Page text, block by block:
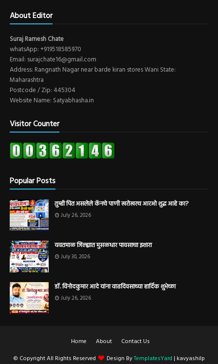
About Editor
Suraj Ramesh Chate
whatsApp: +919518585970
Email: surajchate16@gmail.com
Address: Rangnath Nagar near barde kiran stores Wani State:
Maharashtra
Postcode / Zip: 445304
Website Name: Satyabhasha.in
Visitor Counter
Popular Posts
तुम्ही पित असलेले कॅनचे पाणी खरोखरच आरओ शुद्ध आहे का?
July 26, 2026
यवतमाळ जिल्ह्यात मुसळधार पावसाचा इशारा
July 30, 2026
डॉ. विनोदकुमार आदे यांना वाढदिवसाच्या हार्दिक शुभेच्छा
July 26, 2026
Home About
Contact Us
© Copyright All Rights Reserved
Design ByTemplatesYard | kavyashilp